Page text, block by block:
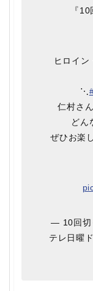
『
ヒロイン
⋱
仁村さ
どん
ぜひお楽
— 10回切
テレ日曜